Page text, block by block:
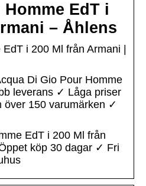
EdT i
– Åhlens
i 200 Ml från Armani |
Di Gio Pour Homme
leverans ✓ Låga priser
över 150 varumärken ✓
EdT i 200 Ml från
köp 30 dagar ✓ Fri